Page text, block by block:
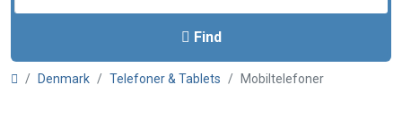
Find
Denmark Telefoner & Tablets Mobiltelefoner